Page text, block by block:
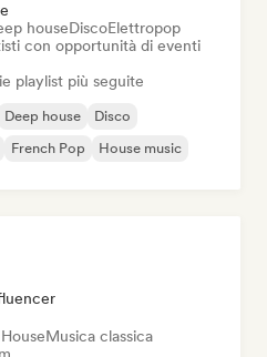
houseDiscoElettropop
con opportunità di eventi
playlist più seguite
Deep house
Disco
French Pop House music
Musica classica